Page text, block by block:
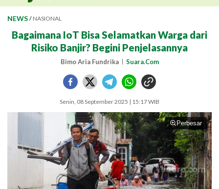
NEWS / NASIONAL
Bagaimana IoT Bisa Selamatkan Warga dari
Risiko Banjir? Begini Penjelasannya
Bimo Aria Fundrika Suara.Com
Senin, 08 September 2025 | 15:17 WIB
Perbesar